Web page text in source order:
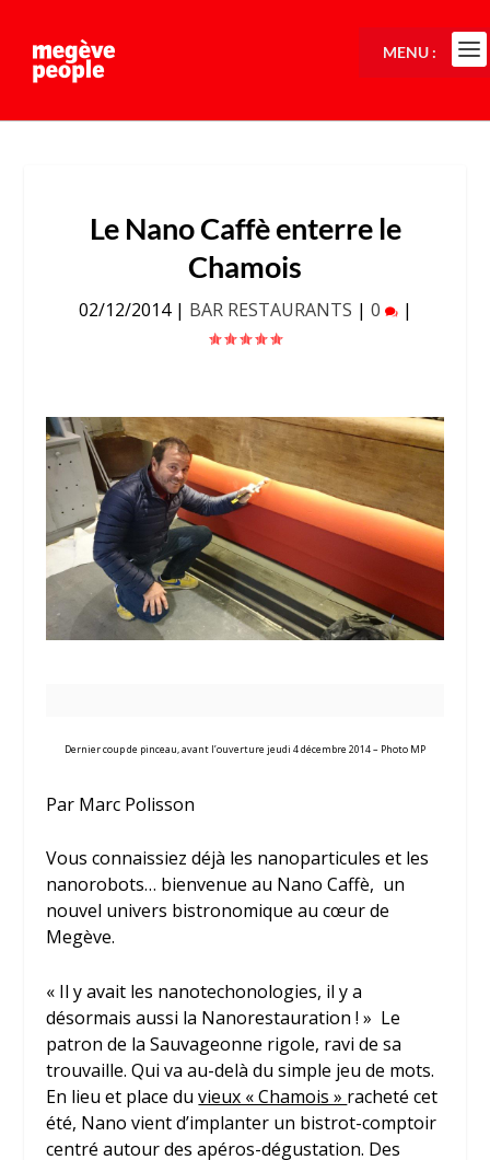
Le Nano Caffè enterre le
Chamois
02/12/2014| BAR RESTAURANTS | 0 |
Dernier coup de pinceau, avant l’ouverture jeudi 4 décembre 2014 – Photo MP
Par Marc Polisson
Vous connaissiez déjà les nanoparticules et les
nanorobots… bienvenue au Nano Caffè, un
nouvel univers bistronomique au cœur de
Megève.
« Il y avait les nanotechonologies, il y a
désormais aussi la Nanorestauration ! » Le
patron de la Sauvageonne rigole, ravi de sa
trouvaille. Qui va au-delà du simple jeu de mots.
En lieu et place duvieux « Chamois » racheté cet
été, Nano vient d’implanter un bistrot-comptoir
centré autour des apéros-dégustation. Des
MENU :